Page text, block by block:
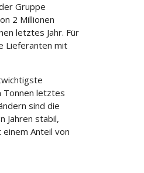
Gruppe
2 Millionen
letztes Jahr. Für
Lieferanten mit
Tonnen letztes
sind die
Jahren stabil,
Anteil von